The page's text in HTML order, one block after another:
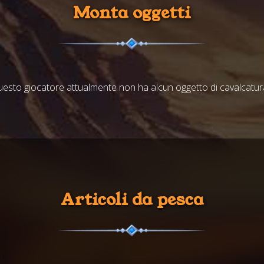
Monta oggetti
giocatore attualmente non ha alcun oggetto di
Articoli da pesca